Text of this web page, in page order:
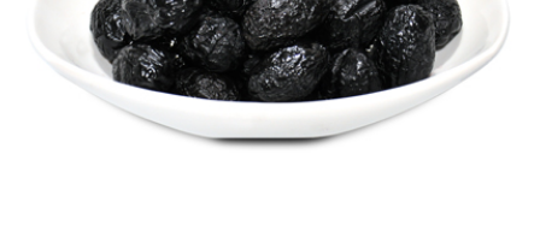
All available packs, about these olives, are below